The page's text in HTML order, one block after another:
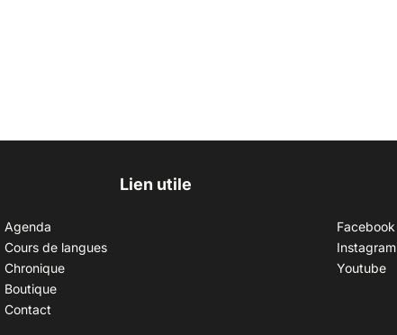
Lien utile
Agenda
Cours de langues
Chronique
Boutique
Contact
Facebook
Instagram
Youtube